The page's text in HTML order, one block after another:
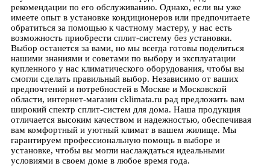
рекомендации по его обслуживанию. Однако, если вы уже
имеете опыт в установке кондиционеров или предпочитаете
обратиться за помощью к частному мастеру, у нас есть
возможность приобрести сплит-систему без установки.
Выбор останется за вами, но мы всегда готовы поделиться
нашими знаниями и советами по выбору и эксплуатации
купленного у нас климатического оборудования, чтобы вы
смогли сделать правильный выбор. Независимо от ваших
предпочтений и потребностей в Москве и Московской
области, интернет-магазин cklimata.ru рад предложить вам
широкий спектр сплит-систем для дома. Наша продукция
отличается высоким качеством и надежностью, обеспечивая
вам комфортный и уютный климат в вашем жилище. Мы
гарантируем профессиональную помощь в выборе и
установке, чтобы вы могли наслаждаться идеальными
условиями в своем доме в любое время года.